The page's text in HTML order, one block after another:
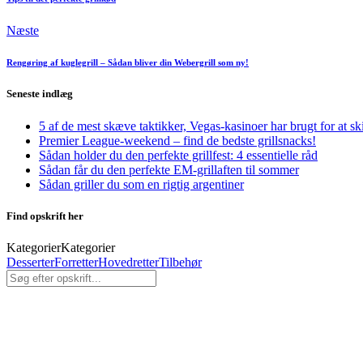
Næste
Rengøring af kuglegrill – Sådan bliver din Webergrill som ny!
Seneste indlæg
5 af de mest skæve taktikker, Vegas-kasinoer har brugt for at
Premier League-weekend – find de bedste grillsnacks!
Sådan holder du den perfekte grillfest: 4 essentielle råd
Sådan får du den perfekte EM-grillaften til sommer
Sådan griller du som en rigtig argentiner
Find opskrift her
KategorierKategorier
DesserterForretterHovedretterTilbehør